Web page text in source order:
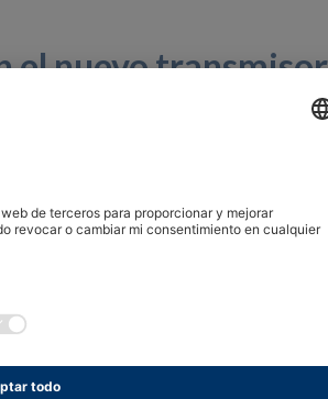
el nuevo transmisor
y maximizar la eficiencia y el
Diseñado para funcionar a la